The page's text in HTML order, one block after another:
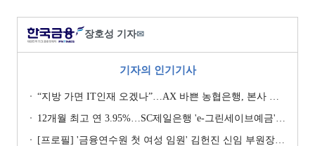
장호성 기자✉
기자의 인기기사
“지방 가면 IT인재 오겠나”…AX 바쁜 농협은행, 본사 이전설에 ‘긴장’ [막 오른 금융권 하투(夏鬪)]
12개월 최고 연 3.95%…SC제일은행 'e-그린세이브예금' [이주의 은행 예금금리-8월 1주]
[프로필] '금융연수원 첫 여성 임원' 김헌진 신임 부원장···교육·디지털·기획 '올라운더'